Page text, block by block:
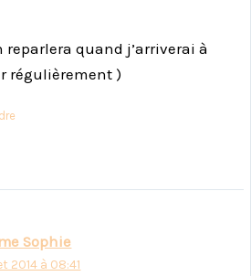
reparlera quand j’arriverai à
régulièrement )
Sophie
2014 à 08:41